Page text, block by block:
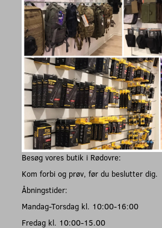
Besøg vores butik i Rødovre:
Kom forbi og prøv, før du beslutter dig.
Åbningstider:
Mandag-Torsdag kl. 10:00-16:00
Fredag kl. 10:00-15.00